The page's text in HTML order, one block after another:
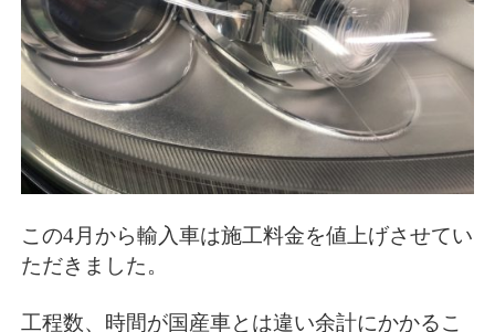
この4月から輸入車は施工料金を値上げさせてい
ただきました。
工程数、時間が国産車とは違い余計にかかるこ